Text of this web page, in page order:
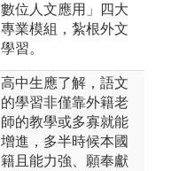
數位人文應用」四大
專業模組，紮根外文
學習。
高中生應了解，語文
的學習非僅靠外籍老
師的教學或多寡就能
增進，多半時候本國
籍且能力強、願奉獻